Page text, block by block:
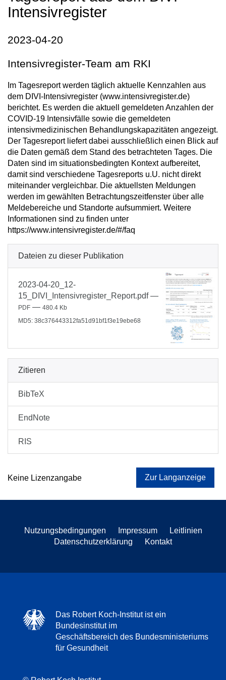
Intensivregister
2023-04-20
Intensivregister-Team am RKI
Im Tagesreport werden täglich aktuelle Kennzahlen aus
dem DIVI-Intensivregister (www.intensivregister.de)
berichtet. Es werden die aktuell gemeldeten Anzahlen der
COVID-19 Intensivfälle sowie die gemeldeten
intensivmedizinischen Behandlungskapazitäten angezeigt.
Der Tagesreport liefert dabei ausschließlich einen Blick auf
die Daten gemäß dem Stand des betrachteten Tages. Die
Daten sind im situationsbedingten Kontext aufbereitet,
damit sind verschiedene Tagesreports u.U. nicht direkt
miteinander vergleichbar. Die aktuellsten Meldungen
werden im gewählten Betrachtungszeitfenster über alle
Meldebereiche und Standorte aufsummiert. Weitere
Informationen sind zu finden unter
https://www.intensivregister.de/#/faq
Dateien zu dieser Publikation
2023-04-20_12-
15_DIVI_Intensivregister_Report.pdf—
PDF — 480.4 Kb
MD5: 38c376443312fa51d91bf1f3e19ebe68
Zitieren
BibTeX
EndNote
RIS
Keine Lizenzangabe Zur Langanzeige
Nutzungsbedingungen Impressum
Leitlinien
Datenschutzerklärung
Kontakt
Das Robert Koch-Institut ist ein
Bundesinstitut im
Geschäftsbereich des Bundesministeriums
für Gesundheit